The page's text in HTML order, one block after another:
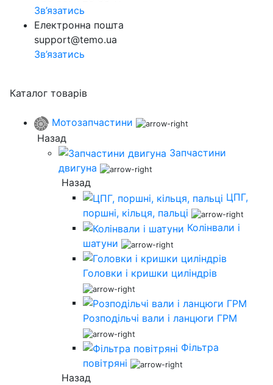
Зв’язатись
Електронна пошта
support@temo.ua
Зв’язатись
Каталог товарів
Мотозапчастини
Назад
Запчастини
двигуна
Назад
ЦПГ,
поршні, кільця, пальці
Колінвали і
шатуни
Головки і кришки циліндрів
Розподільчі вали і ланцюги ГРМ
Фільтра
повітряні
Назад